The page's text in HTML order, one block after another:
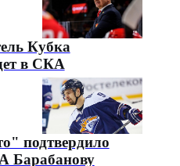
Кубка
в СКА
подтвердило
Барабанову